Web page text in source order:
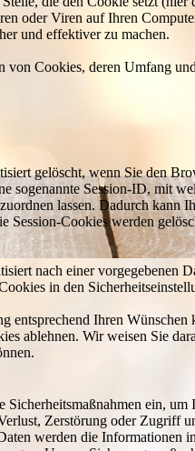
oder Viren auf Ihren
und effektiver zu machen.
von Cookies, deren
gelöscht, wenn Sie den
sogenannte Session-ID,
lassen. Dadurch
Session-Cookies werden
nach einer
in den
entsprechend Ihren
ablehnen. Wir weisen
Sicherheitsmaßnahmen ein,
Zerstörung oder Zugriff
werden die Informationen